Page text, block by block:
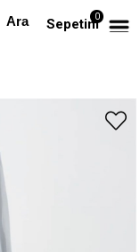
Sepetim0